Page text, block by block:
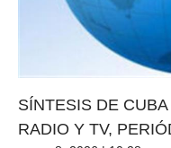
SÍNTESIS DE
RADIO Y TV,